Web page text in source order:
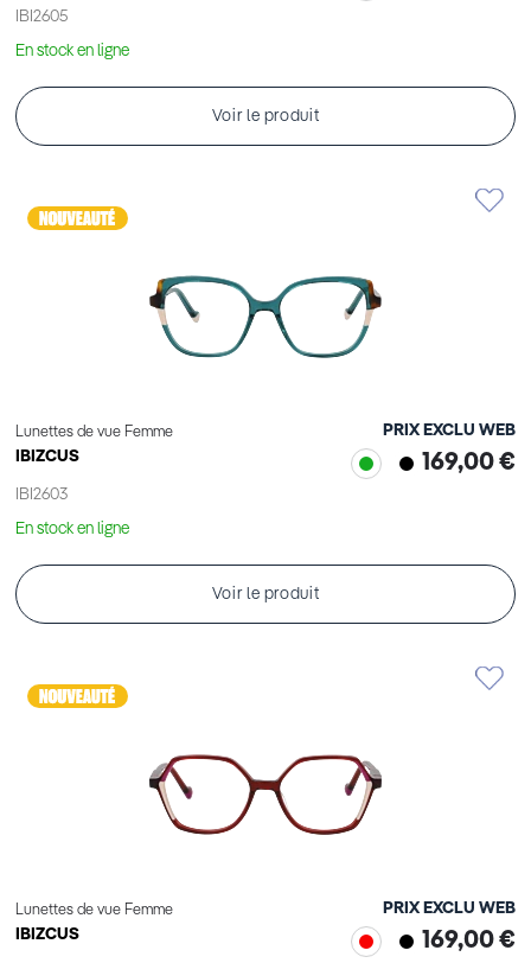
IBI2605
En stock en ligne
Voir le produit
Lunettes de vue Femme
IBIZCUS
IBI2603
PRIX EXCLU WEB
169,00 €
En stock en ligne
Voir le produit
Lunettes de vue Femme
IBIZCUS
PRIX EXCLU WEB
169,00 €